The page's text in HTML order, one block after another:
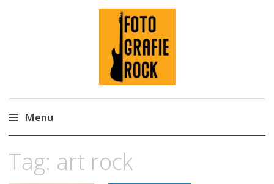
Fotografie ROCK
Menu
content
Tag: art rock